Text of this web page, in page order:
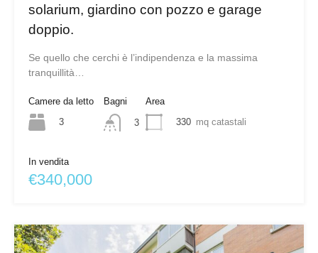
solarium, giardino con pozzo e garage
doppio.
Se quello che cerchi è l’indipendenza e la massima
tranquillità…
Camere da letto
3
Bagni
3
Area
330 mq catastali
In vendita
€340,000